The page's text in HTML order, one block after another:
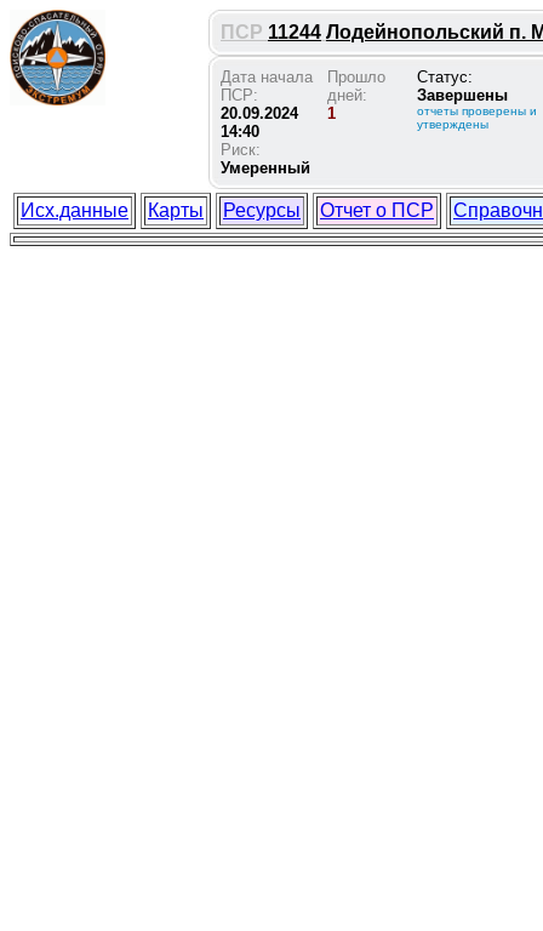
ПСР 11244 Лодейнопольский п.
Дата начала
ПСР:
20.09.2024
14:40
Риск:
Умеренный
Прошло
дней:
1
Статус:
Завершены
отчеты проверены и
утверждены
Исх.данные Карты Ресурсы Отчет о ПСР